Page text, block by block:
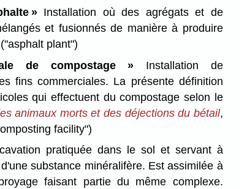
»Installation où des agrégats et de
et fusionnés de manière à produire
("asphalt plant")
de compostage » Installation de
fins commerciales. La présente définition
qui effectuent du compostage selon le
animaux morts et des déjections du bétail,
facility")
pratiquée dans le sol et servant à
substance minéralifère. Est assimilée à
faisant partie du même complexe.